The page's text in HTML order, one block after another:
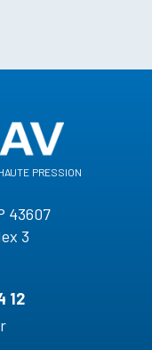
pression
43607
3
12